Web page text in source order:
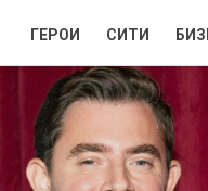
ГЕРОИ СИТИ